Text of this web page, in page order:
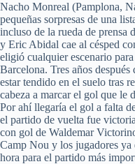
e
n
i
d
o
Nacho Monreal (Pamplona,
pequeñas sorpresas de una
incluso de la rueda de
y Eric Abidal cae al césped
eligió cualquier escenario
Barcelona. Tres años
estar tendido en el suelo tras
cabeza a marcar el gol que le
Por ahí llegaría el gol a falta
el partido de vuelta fue
con gol de Waldemar
Camp Nou y los jugadores ya
hora para el partido más